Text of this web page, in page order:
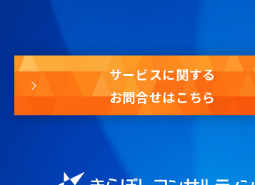
サービスに関する
お問合せはこちら